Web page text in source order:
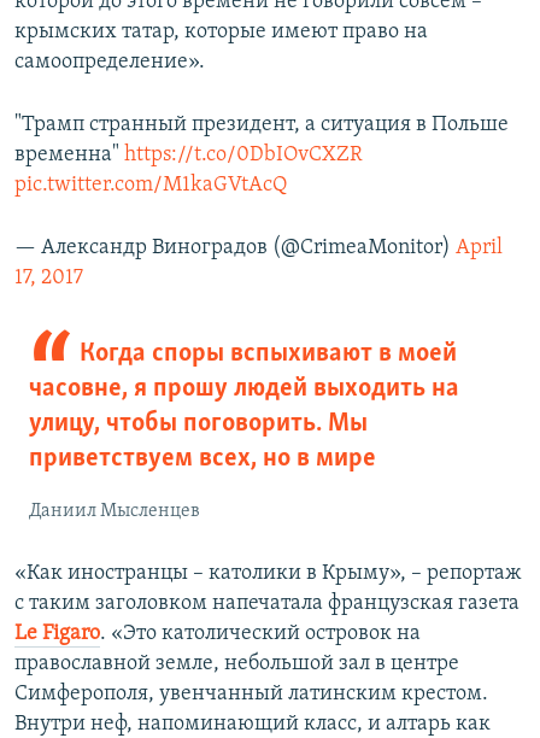
крымских татар, которые имеют право на
самоопределение».
"Трамп странный президент, а ситуация в Польше
временна" https://t.co/0DbIOvCXZR
pic.twitter.com/M1kaGVtAcQ
— Александр Виноградов (@CrimeaMonitor) April
17, 2017
Когда споры вспыхивают в моей
часовне, я прошу людей выходить на
улицу, чтобы поговорить. Мы
приветствуем всех, но в мире
Даниил Мысленцев
«Как иностранцы – католики в Крыму», – репортаж
с таким заголовком напечатала французская газета
Le Figaro. «Это католический островок на
православной земле, небольшой зал в центре
Симферополя, увенчанный латинским крестом.
Внутри неф, напоминающий класс, и алтарь как